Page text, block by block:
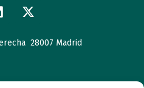
28007 Madrid